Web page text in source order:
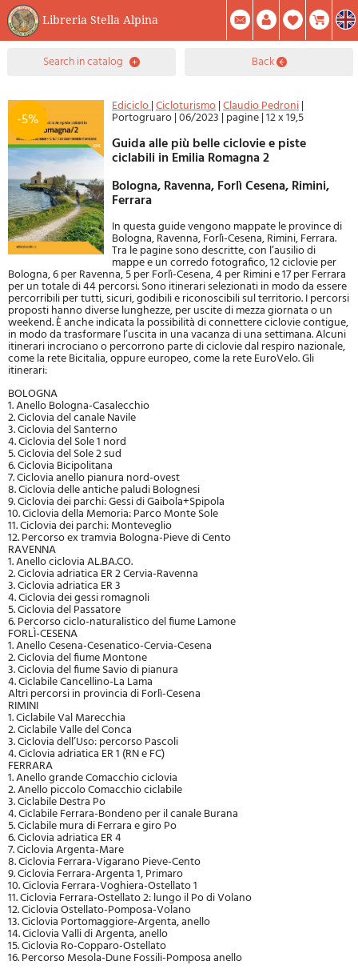
Libreria Stella Alpina
0Item(s) In Your Cart
Summary
Facebook
Create Account Mod. Password
search in catalog back
-5%
Ediciclo|Cicloturismo|Claudio Pedroni|
Portogruaro|06/2023 | pagine|12 x 19,5
Guida alle più belle ciclovie e piste
ciclabili in Emilia Romagna 2
Bologna, Ravenna, Forlì Cesena, Rimini,
Ferrara
In questa guide vengono mappate le province di
Bologna, Ravenna, Forlì-Cesena, Rimini, Ferrara.
Tra le pagine sono descritte, con l’ausilio di
mappe e un corredo fotografico, 12 ciclovie per
Bologna, 6 per Ravenna, 5 per Forlì-Cesena, 4 per Rimini e 17 per Ferrara
per un totale di 44 percorsi. Sono itinerari selezionati in modo da essere
percorribili per tutti, sicuri, godibili e riconoscibili sul territorio. I percorsi
proposti hanno diverse lunghezze, per uscite di mezza giornata o un
weekend. È anche indicata la possibilità di connettere ciclovie contigue,
in modo da trasformare l’uscita in una vacanza di una settimana. Alcuni
itinerari incrociano o percorrono parte di ciclovie dal respiro nazionale,
come la rete Bicitalia, oppure europeo, come la rete EuroVelo. Gli
itinerari:
BOLOGNA
1. Anello Bologna-Casalecchio
2. Ciclovia del canale Navile
3. Ciclovia del Santerno
4. Ciclovia del Sole 1 nord
5. Ciclovia del Sole 2 sud
6. Ciclovia Bicipolitana
7. Ciclovia anello pianura nord-ovest
8. Ciclovia delle antiche paludi Bolognesi
9. Ciclovia dei parchi: Gessi di Gaibola+Spipola
10. Ciclovia della Memoria: Parco Monte Sole
11. Ciclovia dei parchi: Monteveglio
12. Percorso ex tramvia Bologna-Pieve di Cento
RAVENNA
1. Anello ciclovia AL.BA.CO.
2. Ciclovia adriatica ER 2 Cervia-Ravenna
3. Ciclovia adriatica ER 3
4. Ciclovia dei gessi romagnoli
5. Ciclovia del Passatore
6. Percorso ciclo-naturalistico del fiume Lamone
FORLÌ-CESENA
1. Anello Cesena-Cesenatico-Cervia-Cesena
2. Ciclovia del fiume Montone
3. Ciclovia del fiume Savio di pianura
4. Ciclabile Cancellino-La Lama
Altri percorsi in provincia di Forlì-Cesena
RIMINI
1. Ciclabile Val Marecchia
2. Ciclabile Valle del Conca
3. Ciclovia dell’Uso: percorso Pascoli
4. Ciclovia adriatica ER 1 (RN e FC)
FERRARA
1. Anello grande Comacchio ciclovia
2. Anello piccolo Comacchio ciclabile
3. Ciclabile Destra Po
4. Ciclabile Ferrara-Bondeno per il canale Burana
5. Ciclabile mura di Ferrara e giro Po
6. Ciclovia adriatica ER 4
7. Ciclovia Argenta-Mare
8. Ciclovia Ferrara-Vigarano Pieve-Cento
9. Ciclovia Ferrara-Argenta 1, Primaro
10. Ciclovia Ferrara-Voghiera-Ostellato 1
11. Ciclovia Ferrara-Ostellato 2: lungo il Po di Volano
12. Ciclovia Ostellato-Pomposa-Volano
13. Ciclovia Portomaggiore-Argenta, anello
14. Ciclovia Valli di Argenta, anello
15. Ciclovia Ro-Copparo-Ostellato
16. Percorso Mesola-Dune Fossili-Pomposa anello